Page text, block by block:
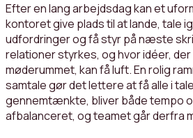
Efter en lang arbejdsdag kan et
kontoret give plads til at lande, tale
udfordringer og få styr på næste
relationer styrkes, og hvor idéer, der
møderummet, kan få luft. En rolig
samtale gør det lettere at få alle i
gennemtænkte, bliver både tempo
afbalanceret, og teamet går derfra